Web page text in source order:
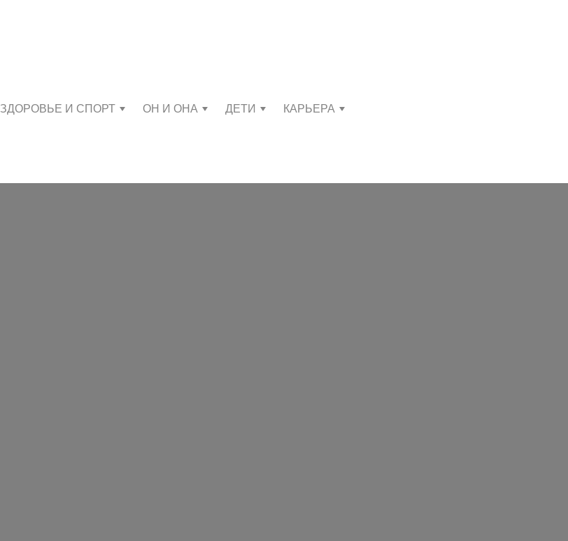
ЗДОРОВЬЕ И СПОРТ ОН И ОНА ДЕТИ КАРЬЕРА